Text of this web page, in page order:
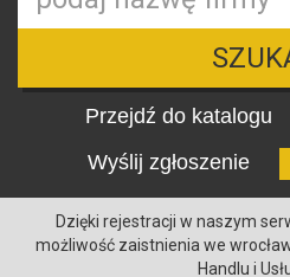
Przejdź do katalogu
Wyślij zgłoszenie
Dzięki rejestracji w naszym
możliwość zaistnienia we
Handlu i